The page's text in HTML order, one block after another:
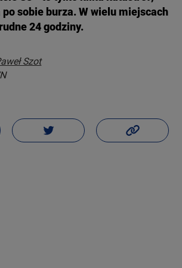
po sobie burza. W wielu miejscach
24 godziny.
Szot